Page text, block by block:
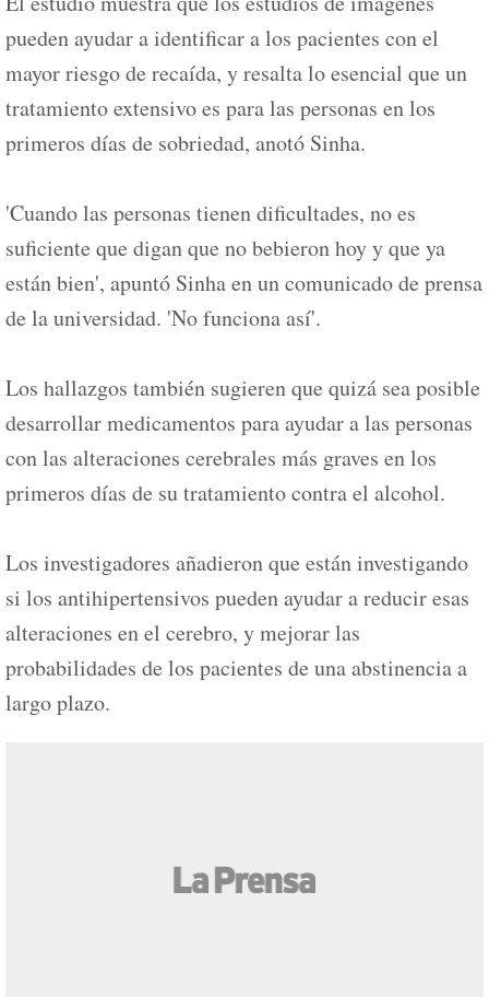
pueden ayudar a identificar a los pacientes con el
mayor riesgo de recaída, y resalta lo esencial que un
tratamiento extensivo es para las personas en los
primeros días de sobriedad, anotó Sinha.
'Cuando las personas tienen dificultades, no es
suficiente que digan que no bebieron hoy y que ya
están bien', apuntó Sinha en un comunicado de prensa
de la universidad. 'No funciona así'.
Los hallazgos también sugieren que quizá sea posible
desarrollar medicamentos para ayudar a las personas
con las alteraciones cerebrales más graves en los
primeros días de su tratamiento contra el alcohol.
Los investigadores añadieron que están investigando
si los antihipertensivos pueden ayudar a reducir esas
alteraciones en el cerebro, y mejorar las
probabilidades de los pacientes de una abstinencia a
largo plazo.